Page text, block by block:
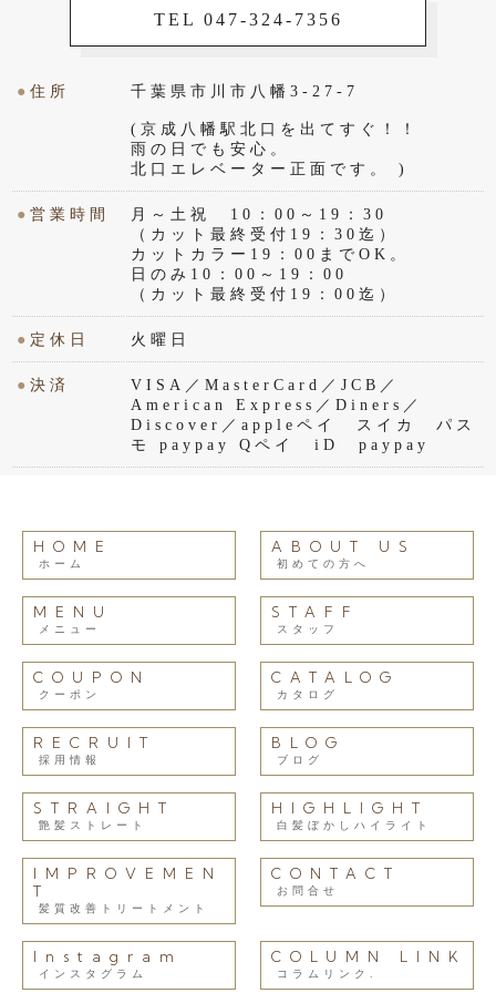
TEL 047-324-7356
●住所 千葉県市川市八幡3-27-7
(京成八幡駅北口を出てすぐ！！
雨の日でも安心。
北口エレベーター正面です。 )
●営業時間
月～土祝 10：00～19：30
（カット最終受付19：30迄）
カットカラー19：00までOK。
日のみ10：00～19：00
（カット最終受付19：00迄）
● 定休日 火曜日
●決済
VISA／MasterCard／JCB／
American Express／Diners／
Discover／appleペイ スイカ パス
モ paypay Qペイ iD paypay
HOME
ホーム
ABOUT US
初めての方へ
MENU
メニュー
STAFF
スタッフ
COUPON
クーポン
CATALOG
カタログ
RECRUIT
採用情報
BLOG
ブログ
STRAIGHT
艶髪ストレート
HIGHLIGHT
白髪ぼかしハイライト
IMPROVEMEN
T
髪質改善トリートメント
CONTACT
お問合せ
Instagram
インスタグラム
COLUMN LINK
コラムリンク.